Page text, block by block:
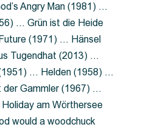
Angry Man (1981) …
… Grün ist die Heide
(1971) … Hänsel
Tugendhat (2013) …
… Helden (1958) …
Gammler (1967) …
am Wörthersee
would a woodchuck